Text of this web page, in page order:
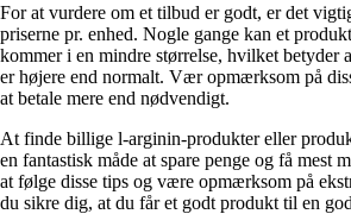
For at vurdere om et tilbud er godt, er det
priserne pr. enhed. Nogle gange kan et
kommer i en mindre størrelse, hvilket betyder
er højere end normalt. Vær opmærksom på
at betale mere end nødvendigt.
At finde billige l-arginin-produkter eller
en fantastisk måde at spare penge og få mest
at følge disse tips og være opmærksom på
du sikre dig, at du får et godt produkt til en